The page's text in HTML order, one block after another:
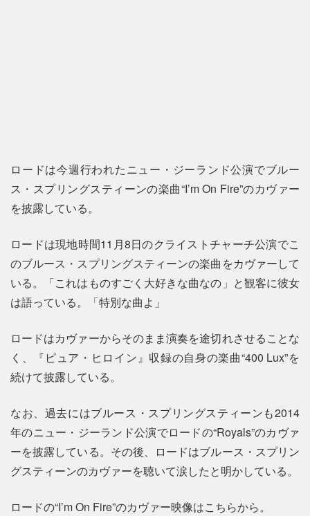
ロードは今週行われたニュー・ジーランド公演でブルー
ス・スプリングスティーンの楽曲“I’m On Fire”のカヴァー
を披露している。
ロードは現地時間11月8日のクライストチャーチ公演でこ
のブルース・スプリングスティーンの楽曲をカヴァーして
いる。「これはものすごく大好きな曲なの」と観客に彼女
は語っている。「特別な曲よ」
ロードはカヴァーからそのまま演奏を途切れさせることな
く、『ピュア・ヒロイン』収録の自身の楽曲“400 Lux”を
続けて披露している。
なお、過去にはブルース・スプリングスティーンも2014
年のニュー・ジーランド公演でロードの“Royals”のカヴァ
ーを披露している。その後、ロードはブルース・スプリン
グスティーンのカヴァーを聴いて涙したと明かしている。
ロードの“I’m On Fire”のカヴァー映像はこちらから。